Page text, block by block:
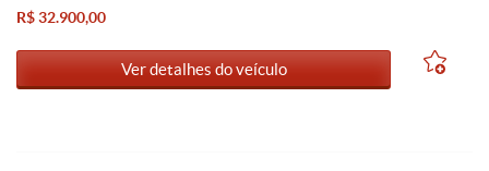
R$ 32.900,00
Ver detalhes do veículo